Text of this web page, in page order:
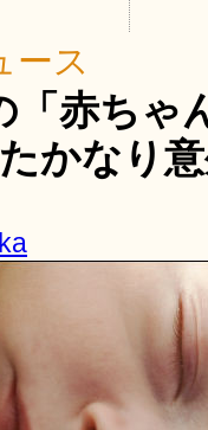
ース
「赤ちゃ
かなり